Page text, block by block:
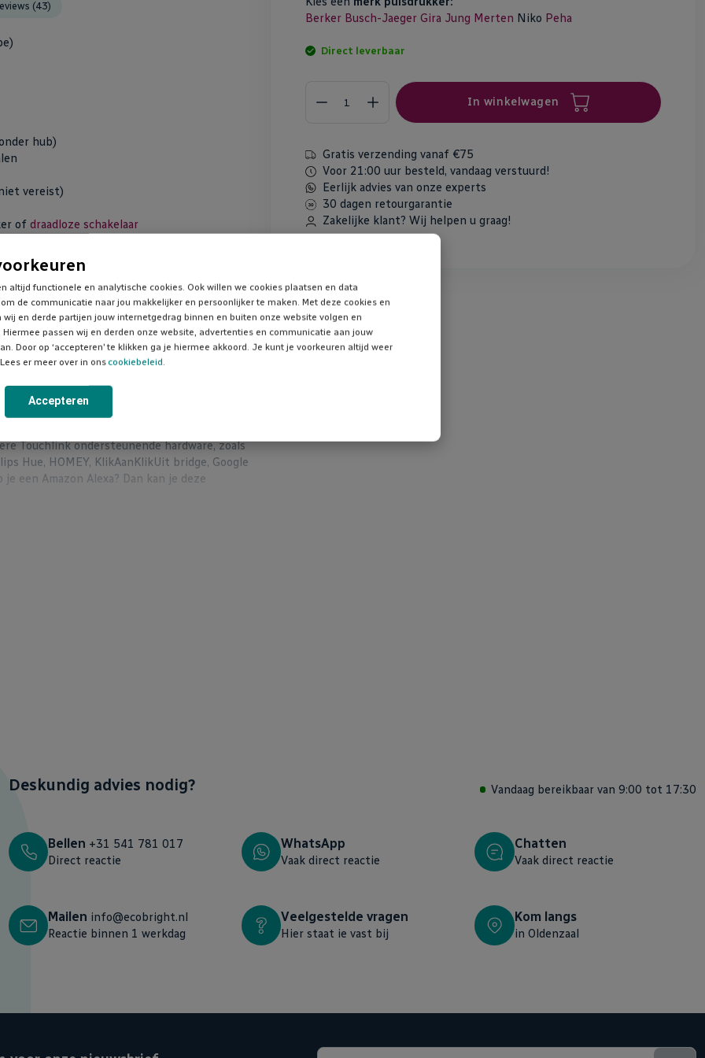
altijd functionele en analytische cookies. Ook willen we cookies plaatsen en data
de communicatie naar jou makkelijker en persoonlijker te maken. Met deze cookies en
wij en derde partijen jouw internetgedrag binnen en buiten onze website volgen en
Hiermee passen wij en derden onze website, advertenties en communicatie aan jouw
Door op ‘accepteren’ te klikken ga je hiermee akkoord. Je kunt je voorkeuren altijd weer
er meer over in onscookiebeleid.
Accepteren
(43)
hub)
vereist)
of draadloze schakelaar
deNiko pulsdrukker. Hiermee creëer je een
je een complete tastdimmer zou kopen.
zoals 0-250W LED vermogen,
aangesloten worden, heeft het een kleine
kun je kiezen voor deECO-DIM.07
voor 95% van alle dimbare led lampen).
Niko bedieningswip – in het door jou
huis past.
bediend worden. Middels Touchlink is
Touchlink ondersteunende hardware, zoals
Hue, HOMEY, KlikAanKlikUit bridge, Google
een Amazon Alexa? Dan kan je deze
afsnijding (of aansnijding) werken? Neem
het je niet kan vertellen, neem dan
of jouw led lampen op deze led dimmer
aansnijding blijken te werken. Goed om
afsnijding. Hiermee heb je dus de juiste
onbeschadigd zijn. Ook in onze
dus zijn goed te combineren met deze
Berker Busch-Jaeger Gira Jung Merten Niko Peha
Direct leverbaar
In winkelwagen
Gratis verzending vanaf €75
Voor 21:00 uur besteld, vandaag verstuurd!
Eerlijk advies van onze experts
30 dagen retourgarantie
Zakelijke klant? Wij helpen u graag!
Deskundig advies nodig? Vandaag bereikbaar van 9:00 tot 17:30
Bellen +31 541 781 017
Direct reactie
WhatsApp
Vaak direct reactie
Chatten
Vaak direct reactie
Mailen info@ecobright.nl
Reactie binnen 1 werkdag
Veelgestelde vragen
Hier staat ie vast bij
Kom langs
in Oldenzaal